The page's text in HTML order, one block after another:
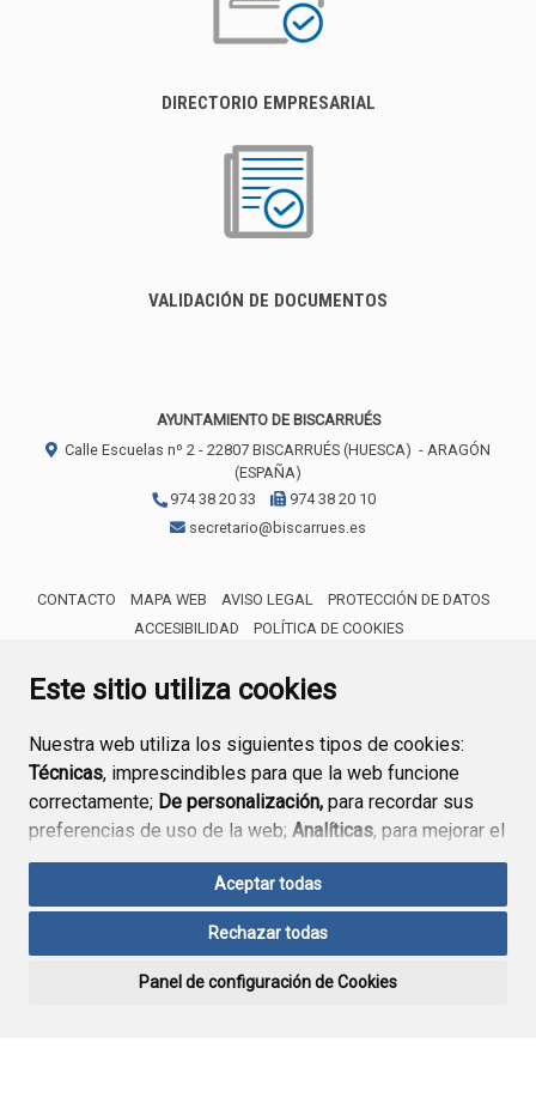
Este sitio utiliza cookies
Nuestra web utiliza los siguientes tipos de cookies:
Técnicas, imprescindibles para que la web funcione
correctamente; De personalización, para recordar sus
preferencias de uso de la web; Analíticas, para mejorar el
funcionamiento de la web y sus servicios.
Si acepta pulsando el botón“Aceptar todas”
consideramos que acepta su uso. Si pulsa el botón
ninguna acción, se guardarán las cookies técnicas
Aceptar todas
Rechazar todas
Panel de configuración de Cookies
DIRECTORIO EMPRESARIAL
VALIDACIÓN DE DOCUMENTOS
AYUNTAMIENTO DE BISCARRUÉS
Calle Escuelas nº 2 - 22807 BISCARRUÉS (HUESCA) - ARAGÓN
(ESPAÑA)
974 38 20 33
974 38 20 10
secretario@biscarrues.es
CONTACTO MAPA WEB AVISO LEGAL
PROTECCIÓN DE DATOS
ACCESIBILIDAD
POLÍTICA DE COOKIES